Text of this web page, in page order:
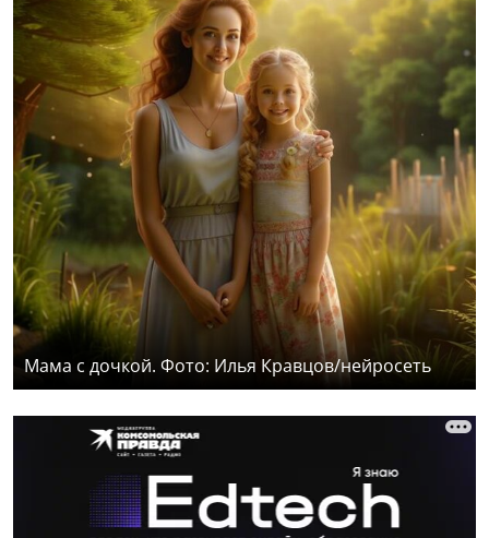
Мама с дочкой. Фото: Илья Кравцов/нейросеть